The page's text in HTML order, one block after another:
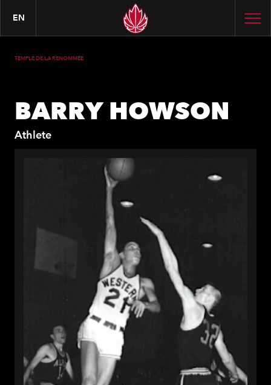
EN
TEMPLE DE LA RENOMMÉE
BARRY HOWSON
Athlete